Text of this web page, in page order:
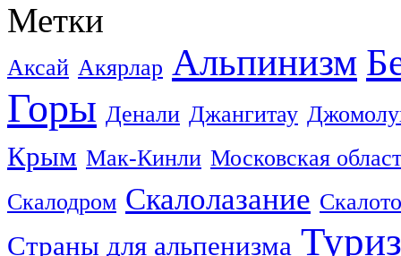
Метки
Аксай Акярлар Альпинизм
Горы Денали Джангитау
Крым Мак-Кинли Московская
Скалодром Скалолазание
Страны для альпенизма